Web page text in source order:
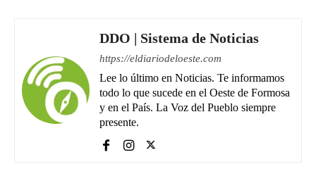
DDO | Sistema de Noticias
https://eldiariodeloeste.com
Lee lo último en Noticias. Te informamos
todo lo que sucede en el Oeste de Formosa
y en el País. La Voz del Pueblo siempre
presente.